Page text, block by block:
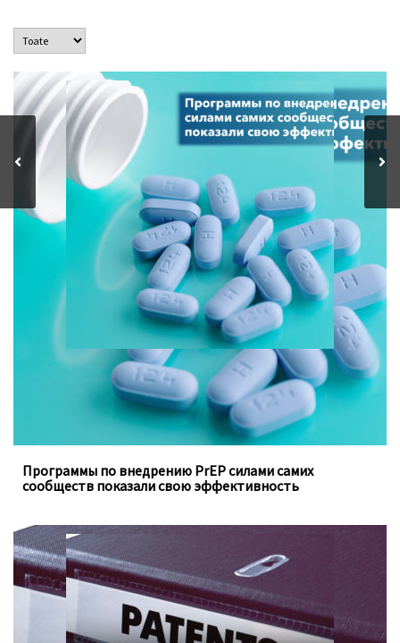
Программы, осуществляемые под руководством
ключевых групп населения, заполняют пробелы в
традиционных программах государства
Программы по внедрению PrEP силами самих
сообществ показали свою эффективность